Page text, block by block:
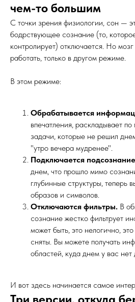
чем-то большим
С точки зрения физиологии, сон —
бодрствующее сознание (то,
контролирует) отключается. Но
работать, только в другом режиме.
В этом режиме:
Обрабатывается
впечатления, раскладывает
задачи, которые не решил
"утро вечера мудренее".
Подключается
днем, что прошло мимо
глубинные структуры, теперь
образов и символов.
Отключаются фильтры. В
сознание жестко фильтрует
может быть, это нелогично,
сняты. Вы можете получать
областей, куда днем у вас нет
И вот здесь начинается самое